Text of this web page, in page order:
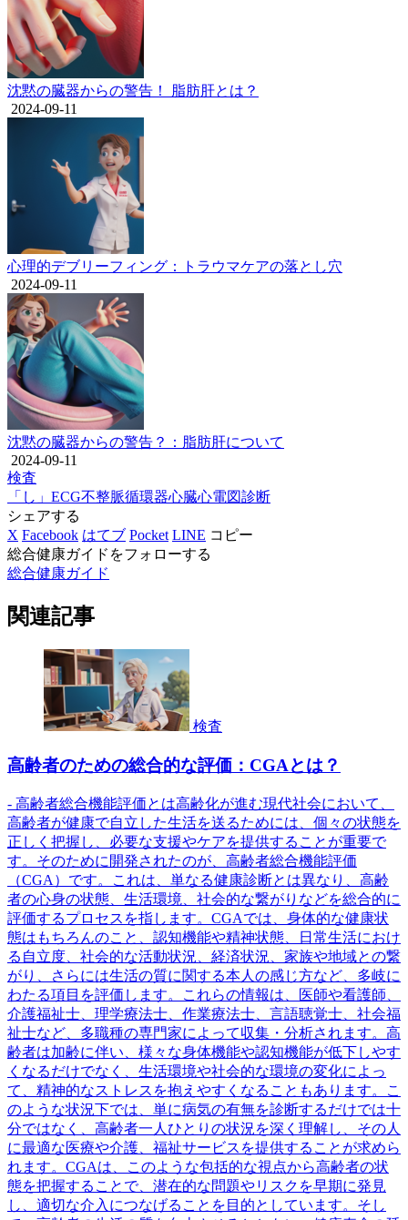
沈黙の臓器からの警告！ 脂肪肝とは？
2024-09-11
心理的デブリーフィング：トラウマケアの落とし穴
2024-09-11
沈黙の臓器からの警告？：脂肪肝について
2024-09-11
検査
「し」 ECG不整脈循環器心臓心電図診断
シェアする
X Facebook はてブ Pocket LINE コピー
総合健康ガイドをフォローする
総合健康ガイド
関連記事
検査
高齢者のための総合的な評価：CGAとは？
- 高齢者総合機能評価とは高齢化が進む現代社会において、
高齢者が健康で自立した生活を送るためには、個々の状態を
正しく把握し、必要な支援やケアを提供することが重要で
す。そのために開発されたのが、高齢者総合機能評価
（CGA）です。これは、単なる健康診断とは異なり、高齢
者の心身の状態、生活環境、社会的な繋がりなどを総合的に
評価するプロセスを指します。CGAでは、身体的な健康状
態はもちろんのこと、認知機能や精神状態、日常生活におけ
る自立度、社会的な活動状況、経済状況、家族や地域との繋
がり、さらには生活の質に関する本人の感じ方など、多岐に
わたる項目を評価します。これらの情報は、医師や看護師、
介護福祉士、理学療法士、作業療法士、言語聴覚士、社会福
祉士など、多職種の専門家によって収集・分析されます。高
齢者は加齢に伴い、様々な身体機能や認知機能が低下しやす
くなるだけでなく、生活環境や社会的な環境の変化によっ
て、精神的なストレスを抱えやすくなることもあります。こ
のような状況下では、単に病気の有無を診断するだけでは十
分ではなく、高齢者一人ひとりの状況を深く理解し、その人
に最適な医療や介護、福祉サービスを提供することが求めら
れます。CGAは、このような包括的な視点から高齢者の状
態を把握することで、潜在的な問題やリスクを早期に発見
し、適切な介入につなげることを目的としています。そし